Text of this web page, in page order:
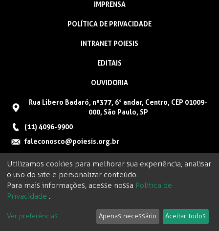
IMPRENSA
POLÍTICA DE PRIVACIDADE
INTRANET POIESIS
EDITAIS
OUVIDORIA
Rua Libero Badaró, nº377, 6° andar, Centro, CEP 01009-
000, São Paulo, SP
(11) 4096-9900
faleconosco@poiesis.org.br
Utilizamos cookies para melhorar sua experiência, analisar
o uso do site e personalizar conteúdo.
Para mais informações, acesse nossa Política de
Privacidade .
Ver preferências Apenas necessário Aceitar todos